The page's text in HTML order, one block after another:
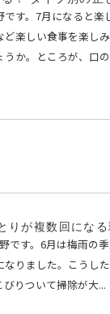
です。7月になると楽
楽しい食事を楽し
うか。ところが、口
りが複数回にな
です。6月は梅雨の
りました。こうし
りついて掃除が大...